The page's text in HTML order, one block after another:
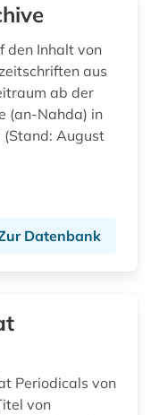
den Inhalt von
aus
ab der
(an-Nahda) in
(Stand: August
Datenbank
Periodicals von
von